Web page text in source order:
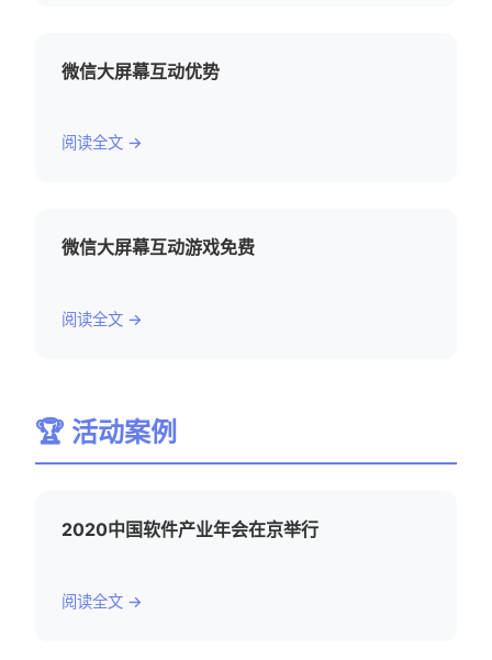
微信大屏幕互动优势
阅读全文 →
微信大屏幕互动游戏免费
阅读全文 →
🏆 活动案例
2020中国软件产业年会在京举行
阅读全文 →